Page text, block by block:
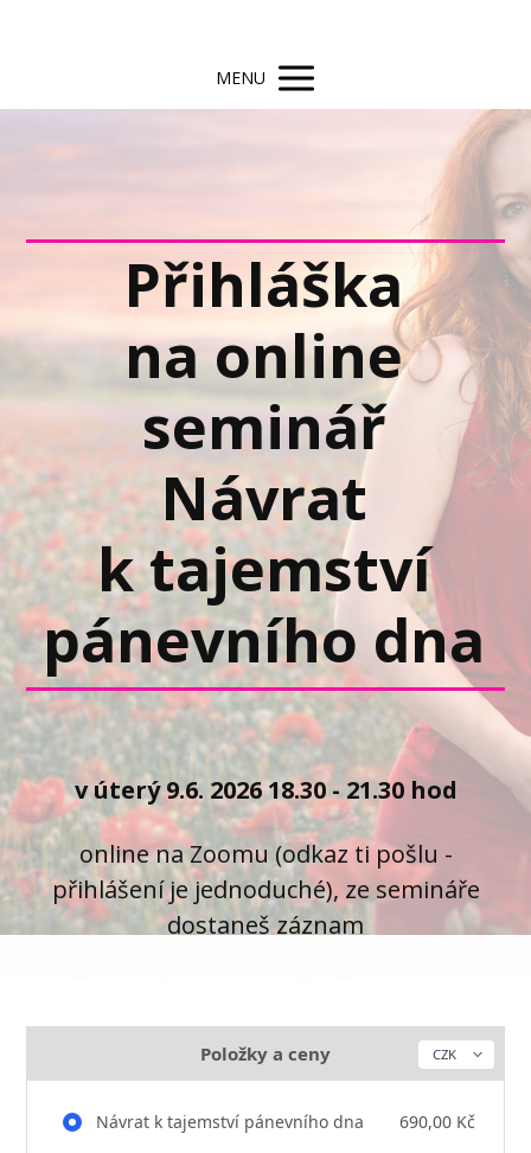
MENU
Přihláška
na online
seminář
Návrat
k tajemství
pánevního dna
v úterý 9.6. 2026 18.30 - 21.30 hod
online na Zoomu (odkaz ti pošlu -
přihlášení je jednoduché), ze semináře
dostaneš záznam
Položky a ceny
Návrat k tajemství pánevního dna 690,00 Kč